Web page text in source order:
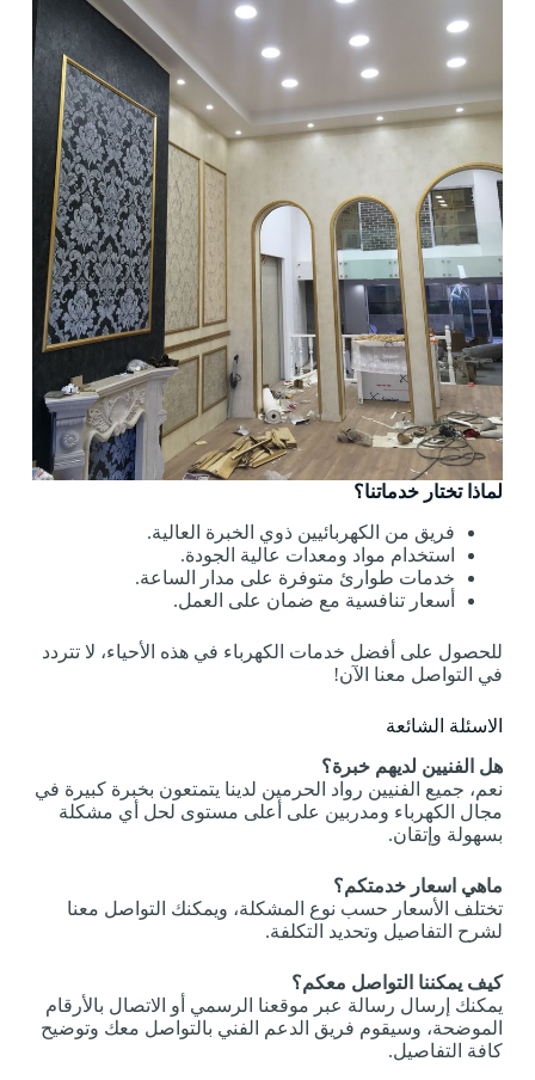
لماذا تختار خدماتنا؟
فريق من الكهربائيين ذوي الخبرة العالية.
استخدام مواد ومعدات عالية الجودة.
خدمات طوارئ متوفرة على مدار الساعة.
أسعار تنافسية مع ضمان على العمل.
للحصول على أفضل خدمات الكهرباء في هذه الأحياء، لا تتردد
في التواصل معنا الآن!
الاسئلة الشائعة
هل الفنيين لديهم خبرة؟
نعم، جميع الفنيين رواد الحرمين لدينا يتمتعون بخبرة كبيرة في
مجال الكهرباء ومدربين على أعلى مستوى لحل أي مشكلة
بسهولة وإتقان.
ماهي اسعار خدمتكم؟
تختلف الأسعار حسب نوع المشكلة، ويمكنك التواصل معنا
لشرح التفاصيل وتحديد التكلفة.
كيف يمكننا التواصل معكم؟
يمكنك إرسال رسالة عبر موقعنا الرسمي أو الاتصال بالأرقام
الموضحة، وسيقوم فريق الدعم الفني بالتواصل معك وتوضيح
كافة التفاصيل.